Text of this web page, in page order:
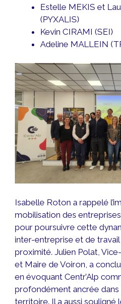
Estelle MEKIS et
(PYXALIS)
Kevin CIRAMI (SEI)
Adeline MALLEIN
Isabelle Roton a rappelé
mobilisation des
pour poursuivre cette
inter-entreprise et de travail
proximité. Julien Polat,
et Maire de Voiron, a
en évoquant Centr’Alp
profondément ancrée dans
territoire. Il a aussi